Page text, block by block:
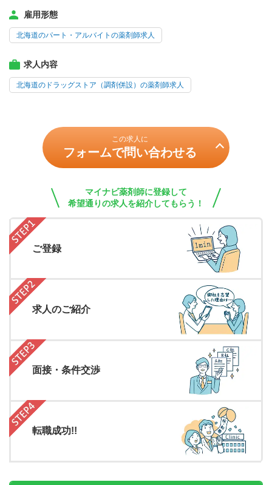
雇用形態
北海道のパート・アルバイトの薬剤師求人
求人内容
北海道のドラッグストア（調剤併設）の薬剤師求人
この求人に
フォームで問い合わせる
マイナビ薬剤師に登録して
希望通りの求人を紹介してもらう！
ご登録
求人のご紹介
面接・条件交渉
転職成功!!